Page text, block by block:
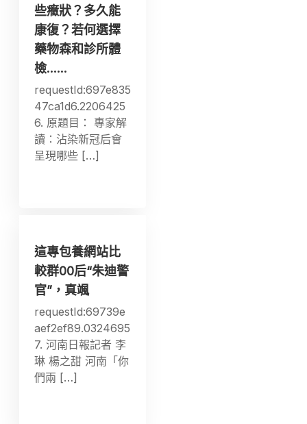
些癥狀？多久能
康復？若何選擇
藥物森和診所體
檢……
requestId:697e835
47ca1d6.2206425
6. 原題目： 專家解
讀：沾染新冠后會
呈現哪些 […]
這專包養網站比
較群00后“朱迪警
官”，真颯
requestId:69739e
aef2ef89.0324695
7. 河南日報記者 李
琳 楊之甜 河南「你
們兩 […]